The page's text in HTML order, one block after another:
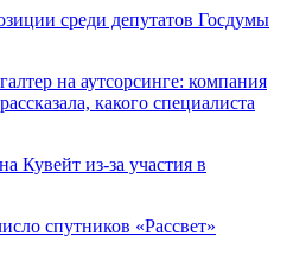
среди депутатов Госдумы
на аутсорсинге: компания
какого специалиста
Кувейт из-за участия в
спутников «Рассвет»